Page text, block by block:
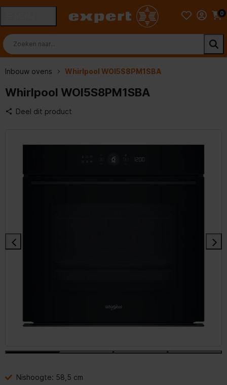
0
Inbouw ovens Whirlpool WOI5S8PM1SBA
Whirlpool WOI5S8PM1SBA
Deel dit product
Nishoogte: 58,5 cm